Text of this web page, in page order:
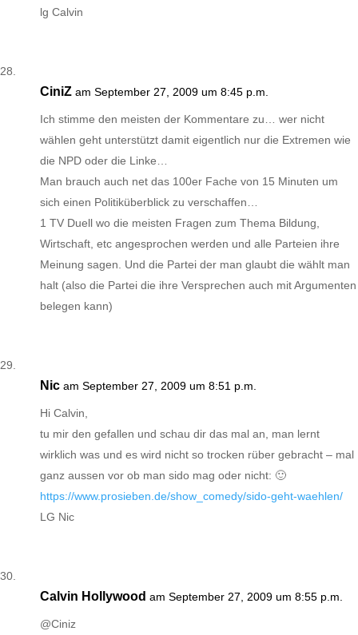
lg Calvin
CiniZ am September 27, 2009 um 8:45 p.m.
Ich stimme den meisten der Kommentare zu… wer nicht
wählen geht unterstützt damit eigentlich nur die Extremen wie
die NPD oder die Linke…
Man brauch auch net das 100er Fache von 15 Minuten um
sich einen Politiküberblick zu verschaffen…
1 TV Duell wo die meisten Fragen zum Thema Bildung,
Wirtschaft, etc angesprochen werden und alle Parteien ihre
Meinung sagen. Und die Partei der man glaubt die wählt man
halt (also die Partei die ihre Versprechen auch mit Argumenten
belegen kann)
Nic am September 27, 2009 um 8:51 p.m.
Hi Calvin,
tu mir den gefallen und schau dir das mal an, man lernt
wirklich was und es wird nicht so trocken rüber gebracht – mal
ganz aussen vor ob man sido mag oder nicht: 🙂
https://www.prosieben.de/show_comedy/sido-geht-waehlen/
LG Nic
Calvin Hollywood am September 27, 2009 um 8:55 p.m.
@Ciniz